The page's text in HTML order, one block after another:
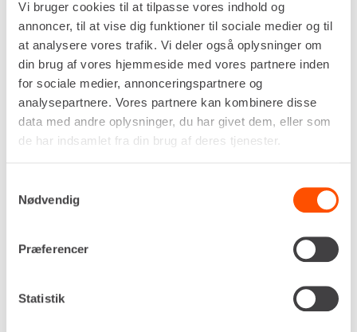
Vi bruger cookies til at tilpasse vores indhold og
annoncer, til at vise dig funktioner til sociale medier og til
at analysere vores trafik. Vi deler også oplysninger om
din brug af vores hjemmeside med vores partnere inden
for sociale medier, annonceringspartnere og
analysepartnere. Vores partnere kan kombinere disse
data med andre oplysninger, du har givet dem, eller som
de har indsamlet fra din brug af deres tjenester.
Nødvendig
Præferencer
Statistik
professionelt udstyr uden investering. Maskinen
leveres klar til brug, så du hurtigt kan komme i gang
med arbejdet.
Lej Weidemann 2080 LP RL40 i dag og oplev en
hjullæsser, der kombinerer kraft, fleksibilitet og
stabilitet til byggepladsens mest krævende opgaver.
Drivkraft
Diesel
0 - 20 km/t
Brændstoftank
65 liter